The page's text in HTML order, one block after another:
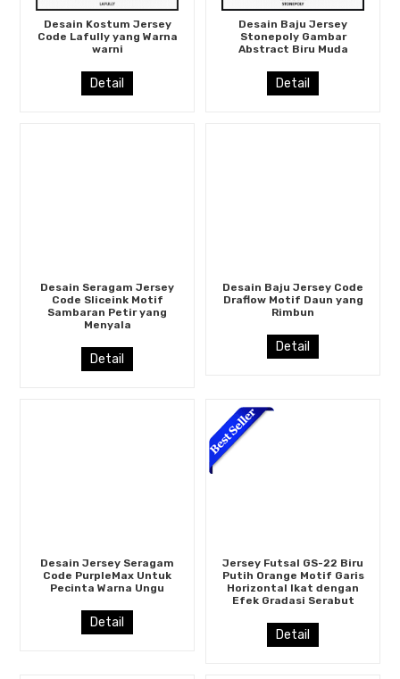
Desain Kostum Jersey
Code Lafully yang Warna
warni
Detail
Desain Baju Jersey
Stonepoly Gambar
Abstract Biru Muda
Detail
Desain Seragam Jersey
Code Sliceink Motif
Sambaran Petir yang
Menyala
Detail
Desain Baju Jersey Code
Draflow Motif Daun yang
Rimbun
Detail
Desain Jersey Seragam
Code PurpleMax Untuk
Pecinta Warna Ungu
Detail
Jersey Futsal GS-22 Biru
Putih Orange Motif Garis
Horizontal Ikat dengan
Efek Gradasi Serabut
Detail